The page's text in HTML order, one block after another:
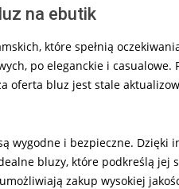
na ebutik
które spełnią
po eleganckie i
oferta bluz jest stale
wygodne i bezpieczne.
bluzy, które podkreślą
zakup wysokiej